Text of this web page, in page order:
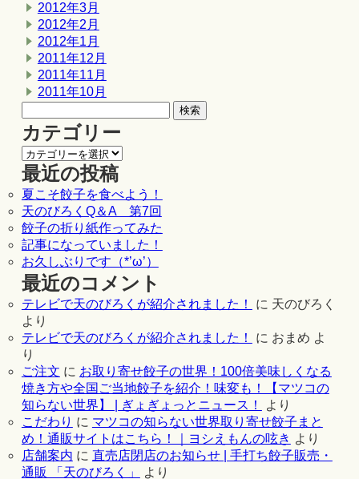
2012年3月
2012年2月
2012年1月
2011年12月
2011年11月
2011年10月
カテゴリー
最近の投稿
夏こそ餃子を食べよう！
天のびろくQ＆A 第7回
餃子の折り紙作ってみた
記事になっていました！
お久しぶりです（*’ω’）
最近のコメント
テレビで天のびろくが紹介されました！ に 天のびろく
より
テレビで天のびろくが紹介されました！
に おまめ よ
り
ご注文 に お取り寄せ餃子の世界！100倍美味しくなる
焼き方や全国ご当地餃子を紹介！味変も！【マツコの
知らない世界】 | ぎょぎょっとニュース！
より
こだわり に マツコの知らない世界取り寄せ餃子まと
め！通販サイトはこちら！｜ヨシえもんの呟き より
店舗案内 に 直売店閉店のお知らせ | 手打ち餃子販売・
通販 「天のびろく」
より